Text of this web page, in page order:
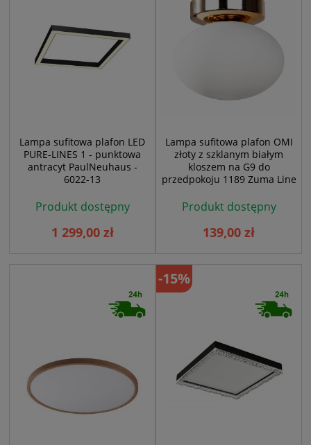
Lampa sufitowa plafon LED
PURE-LINES 1 - punktowa
antracyt PaulNeuhaus -
6022-13
Produkt dostępny
1 299,00 zł
Lampa sufitowa plafon OMI
złoty z szklanym białym
kloszem na G9 do
przedpokoju 1189 Zuma Line
Produkt dostępny
139,00 zł
-15%